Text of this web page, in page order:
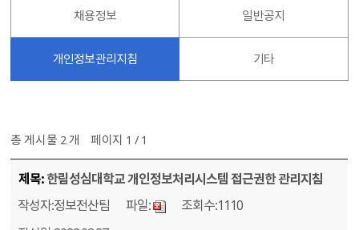
채용정보 일반공지
개인정보관리지침 기타
총 게시물 2 개 페이지 1 / 1
한림성심대학교 개인정보처리시스템 접근권한 관리지침
정보전산팀
1110